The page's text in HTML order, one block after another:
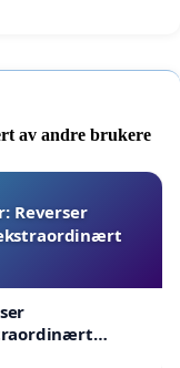
av andre brukere
Reverser